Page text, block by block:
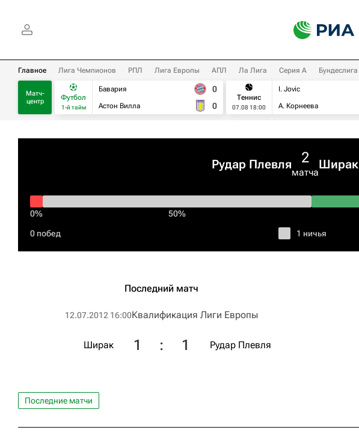
Главное Лига Чемпионов РПЛ Лига Европы АПЛ Ла Лига Серия А Бундеслига
Матч-
центр
Футбол
1-й тайм
Бавария
Астон Вилла
0
0
Теннис
07.08 18:00
I. Jovic
А. Корнеева
Рудар Плевля 2
матча
Ширак
0% 50%
0 побед 1 ничья
Последний матч
12.07.2012 16:00Квалификация Лиги Европы
Ширак 1 : 1 Рудар Плевля
Последние матчи